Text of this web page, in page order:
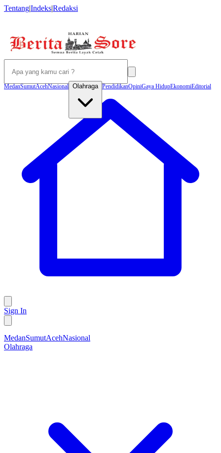
Tentang|Indeks|Redaksi
MedanSumutAcehNasional Olahraga PendidikanOpiniGaya HidupEkonomiEditorial
Sign In
MedanSumutAcehNasional
Olahraga